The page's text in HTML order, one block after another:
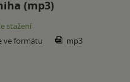
(mp3)
stažení
ve formátu
mp3